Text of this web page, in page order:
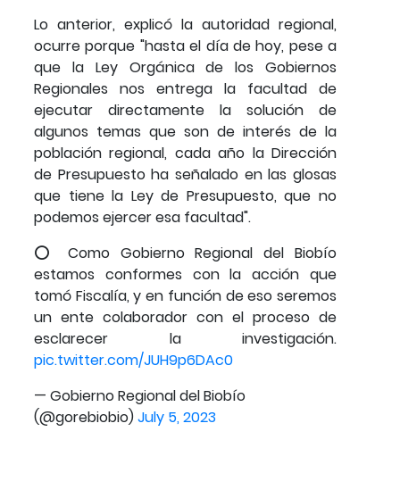
Lo anterior, explicó la autoridad regional,
ocurre porque "hasta el día de hoy, pese a
que la Ley Orgánica de los Gobiernos
Regionales nos entrega la facultad de
ejecutar directamente la solución de
algunos temas que son de interés de la
población regional, cada año la Dirección
de Presupuesto ha señalado en las glosas
que tiene la Ley de Presupuesto, que no
podemos ejercer esa facultad".
⭕️ Como Gobierno Regional del Biobío
estamos conformes con la acción que
tomó Fiscalía, y en función de eso seremos
un ente colaborador con el proceso de
esclarecer la investigación.
pic.twitter.com/JUH9p6DAc0
— Gobierno Regional del Biobío
(@gorebiobio)July 5, 2023